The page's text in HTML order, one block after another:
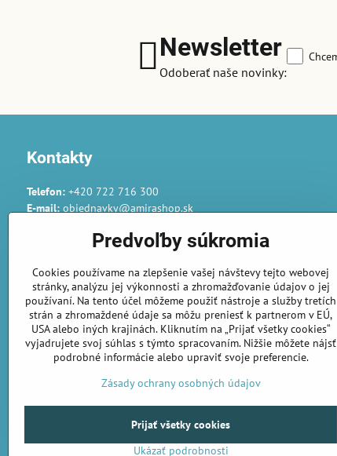
Newsletter
Odoberať naše novinky:
Kontakty
Telefon:+420 722 716 300
E-mail:objednavky@amirashop.sk
česky, anglicky, rusky, španělsky, polsky
Gairaca s.r.o.
74253 Kunín 348
Česká republika
Objednávky
Stav objednávky
Predvoľby súkromia
Cookies používame na zlepšenie vašej návštevy tejto webovej
stránky, analýzu jej výkonnosti a zhromažďovanie údajov o jej
používaní. Na tento účel môžeme použiť nástroje a služby tretích
strán a zhromaždené údaje sa môžu preniesť k partnerom v EÚ,
USA alebo iných krajinách. Kliknutím na „Prijať všetky cookies“
vyjadrujete svoj súhlas s týmto spracovaním. Nižšie môžete nájsť
podrobné informácie alebo upraviť svoje preferencie.
Zásady ochrany osobných údajov
Ukázať podrobnosti
Prijať všetky cookies